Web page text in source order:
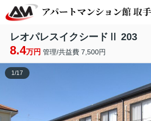
レオパレスイクシードⅡ 203
8.4万円 管理/共益費 7,500円
1/17